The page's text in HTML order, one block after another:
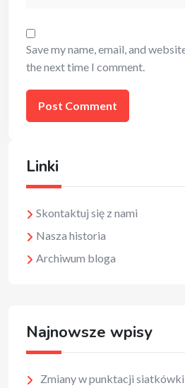
Save my name, email, and
the next time I comment.
Linki
Skontaktuj się z nami
Nasza historia
Archiwum bloga
Najnowsze wpisy
Zmiany w punktacji